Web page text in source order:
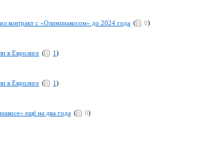
контракт с «Олимпиакосом» до 2024 года ( 0)
в Евролиге ( 1)
в Евролиге ( 1)
ещё на два года ( 0)